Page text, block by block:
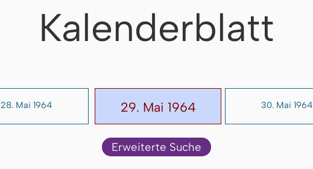
Kalenderblatt
28. Mai 1964 29. Mai 1964 30. Mai 1964
Erweiterte Suche